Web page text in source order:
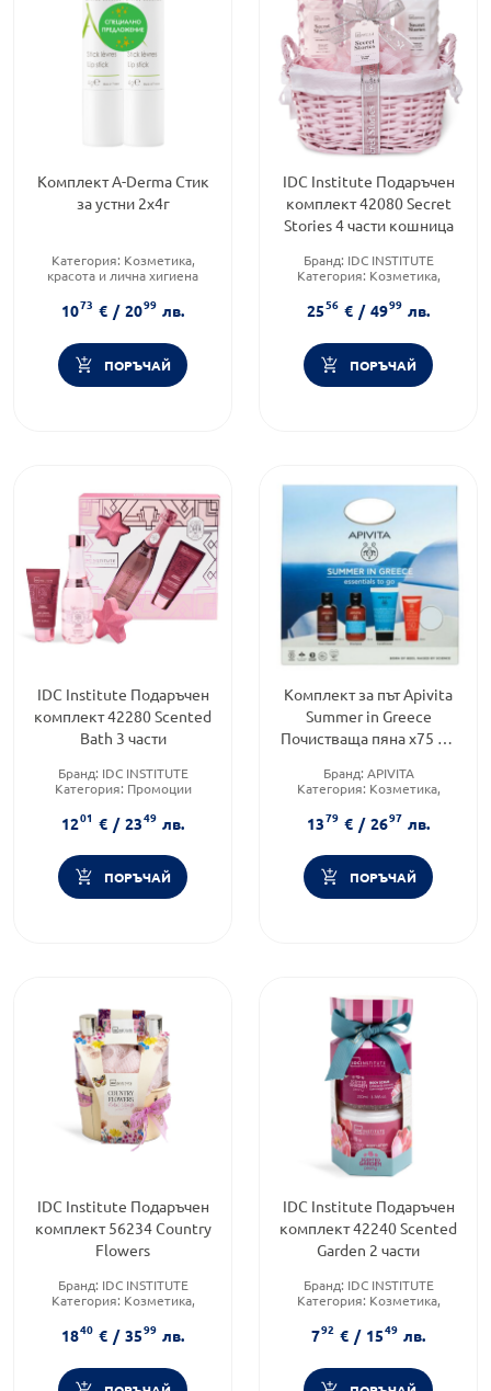
Комплект A-Derma Стик
за устни 2х4г
Категория: Козметика,
красота и лична хигиена
CARE
Форма на продукта:
1073 € / 2099 лв.
ПОРЪЧАЙ
IDC Institute Подаръчен
комплект 42080 Secret
Stories 4 части кошница
Бранд: IDC INSTITUTE
Категория: Козметика,
Форма на продукта:
комплект
2556 € / 4999 лв.
ПОРЪЧАЙ
IDC Institute Подаръчен
комплект 42280 Scented
Bath 3 части
Бранд: IDC INSTITUTE
Категория: Промоции
комплект
1201 € / 2349 лв.
ПОРЪЧАЙ
Комплект за път Apivita
Summer in Greece
Почистваща пяна х75 мл
Балсам х75 мл + С
Бранд: APIVITA
Категория: Козметика,
1379 € / 2697 лв.
ПОРЪЧАЙ
IDC Institute Подаръчен
комплект 56234 Country
Flowers
Бранд: IDC INSTITUTE
Категория: Козметика,
Форма на продукта:
комплект
1840 € / 3599 лв.
IDC Institute Подаръчен
комплект 42240 Scented
Garden 2 части
Бранд: IDC INSTITUTE
Категория: Козметика,
Форма на продукта:
комплект
792 € / 1549 лв.